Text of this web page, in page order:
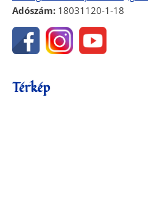
Adószám: 18031120-1-18
Térkép